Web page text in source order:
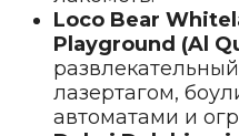
Loco Bear
Playground (Al
лазертагом,
автоматами и